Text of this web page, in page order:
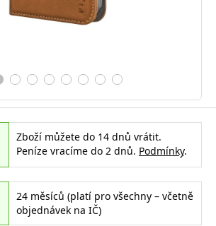
Zboží můžete do 14 dnů vrátit.
Peníze vracíme do 2 dnů. Podmínky.
24 měsíců (platí pro všechny – včetně
objednávek na IČ)